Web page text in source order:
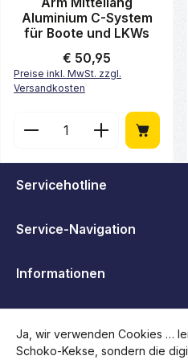
Aluminium C-System
für Boote und LKWs
Regulärer Preis:
€ 50,95
Preise inkl. MwSt. zzgl.
Versandkosten
Produkt Anzahl: Gib
Servicehotline
Service-Navigation
Informationen
Ja, wir verwenden Cookies …
Schoko-Kekse, sondern die